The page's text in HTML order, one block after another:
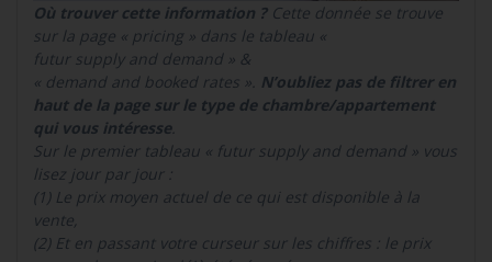
Où trouver cette information ?Cette donnée se trouve
sur la page « pricing » dans le tableau «
futur supply and demand » &
« demand and booked rates ». N’oubliez pas de filtrer en
haut de la page sur le type de chambre/appartement
qui vous intéresse.
Sur le premier tableau « futur supply and demand » vous
lisez jour par jour :
(1) Le prix moyen actuel de ce qui est disponible à la
vente,
(2) Et en passant votre curseur sur les chiffres : le prix